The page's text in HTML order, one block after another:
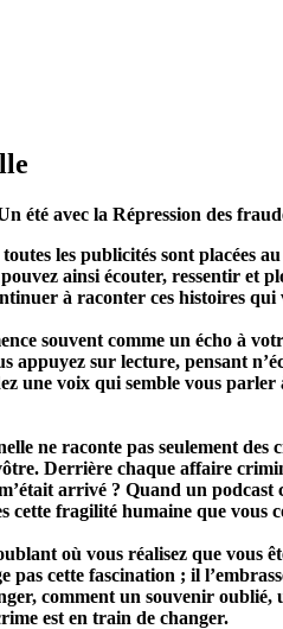
été avec la Répression des
les publicités sont placées
ainsi écouter, ressentir et
à raconter ces histoires
souvent comme un écho à
appuyez sur lecture, pensant
une voix qui semble vous
ne raconte pas seulement
Derrière chaque affaire
arrivé ? Quand un
cette fragilité humaine que vous
où vous réalisez que vous
pas cette fascination ; il
comment un souvenir oublié,
est en train de changer.